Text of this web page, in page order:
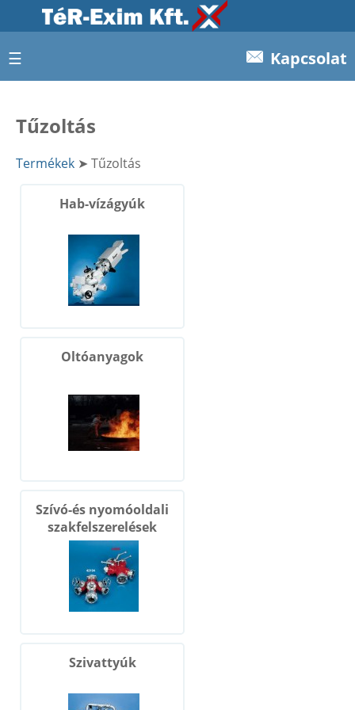
☰ Kapcsolat
Tűzoltás
Termékek ➤ Tűzoltás
Hab-vízágyúk
Oltóanyagok
Szívó-és nyomóoldali
szakfelszerelések
Szivattyúk